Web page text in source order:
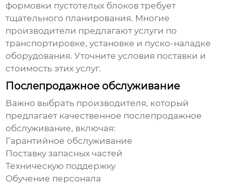
формовки пустотелых блоков требует
тщательного планирования. Многие
производители предлагают услуги по
транспортировке, установке и пуско-наладке
оборудования. Уточните условия поставки и
стоимость этих услуг.
Послепродажное обслуживание
Важно выбрать производителя, который
предлагает качественное послепродажное
обслуживание, включая:
Гарантийное обслуживание
Поставку запасных частей
Техническую поддержку
Обучение персонала